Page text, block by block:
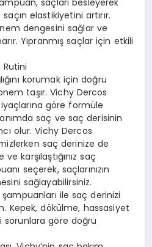
elastikiyetini artırır.
dengesini sağlar ve
Yıpranmış saçlar için etkili
Rutini
korumak için doğru
taşır. Vichy Dercos
göre formüle
saç ve saç derisinin
olur. Vichy Dercos
saç derinize de
karşılaştığınız saç
seçerek, saçlarınızın
sağlayabilirsiniz.
ile saç derinizi
Kepek, dökülme, hassasiyet
sorunlara göre doğru